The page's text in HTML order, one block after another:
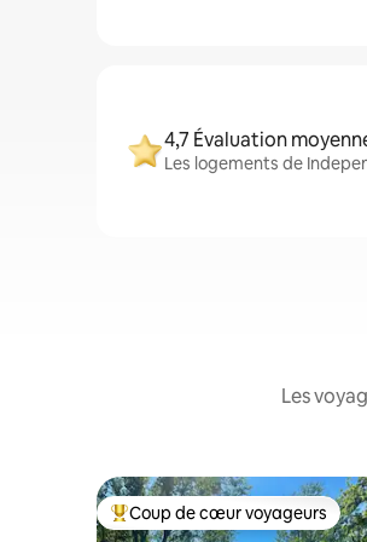
4,7 Évaluation
Les logements de
Les
Coups de cœur voyageurs les
Coup de cœur voyageurs